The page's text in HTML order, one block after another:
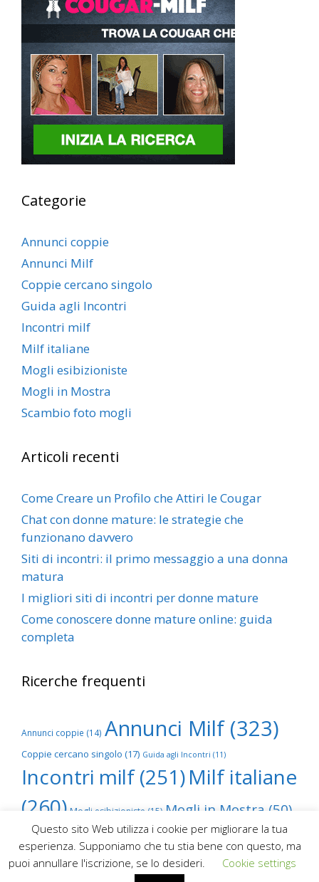
Categorie
Annunci coppie
Annunci Milf
Coppie cercano singolo
Guida agli Incontri
Incontri milf
Milf italiane
Mogli esibizioniste
Mogli in Mostra
Scambio foto mogli
Articoli recenti
Come Creare un Profilo che Attiri le Cougar
Chat con donne mature: le strategie che
funzionano davvero
Siti di incontri: il primo messaggio a una donna
matura
I migliori siti di incontri per donne mature
Come conoscere donne mature online: guida
completa
Ricerche frequenti
Annunci coppie (14) Annunci Milf(323)
Coppie cercano singolo (17) Guida agli Incontri (11)
Incontri milf(251)Milf italiane
(260) Mogli esibizioniste (15) Mogli in Mostra (50)
Scambio foto mogli(68)
Questo sito Web utilizza i cookie per migliorare la tua
esperienza. Supponiamo che tu stia bene con questo, ma
puoi annullare l'iscrizione, se lo desideri.
Cookie settings